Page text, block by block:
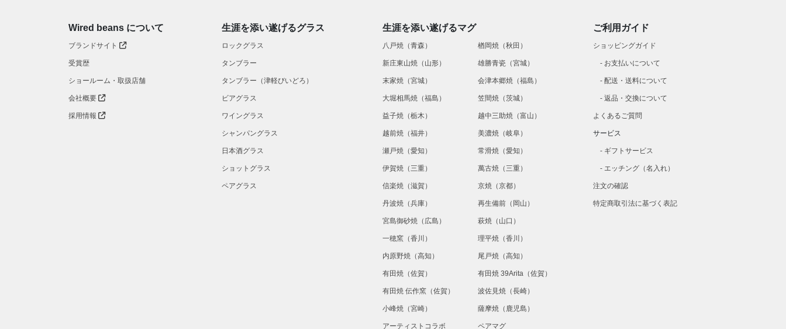
Wired beans について
ブランドサイト
受賞歴
ショールーム・取扱店舗
会社概要
採用情報
生涯を添い遂げるグラス
ロックグラス
タンブラー
タンブラー（津軽びいどろ）
ビアグラス
ワイングラス
シャンパングラス
日本酒グラス
ショットグラス
ペアグラス
生涯を添い遂げるマグ
八戸焼（青森） 楢岡焼（秋田）
新庄東山焼（山形） 雄勝青瓷（宮城）
末家焼（宮城） 会津本郷焼（福島）
大堀相馬焼（福島） 笠間焼（茨城）
益子焼（栃木） 越中三助焼（富山）
越前焼（福井） 美濃焼（岐阜）
瀬戸焼（愛知） 常滑焼（愛知）
伊賀焼（三重） 萬古焼（三重）
信楽焼（滋賀） 京焼（京都）
丹波焼（兵庫） 再生備前（岡山）
宮島御砂焼（広島） 萩焼（山口）
一穂窯（香川） 理平焼（香川）
内原野焼（高知） 尾戸焼（高知）
有田焼（佐賀） 有田焼 39Arita（佐賀）
有田焼 伝作窯（佐賀） 波佐見焼（長崎）
小峰焼（宮崎） 薩摩焼（鹿児島）
アーティストコラボ ペアマグ
ご利用ガイド
ショッピングガイド
お支払いについて
配送・送料について
返品・交換について
よくあるご質問
サービス
ギフトサービス
エッチング（名入れ）
注文の確認
特定商取引法に基づく表記